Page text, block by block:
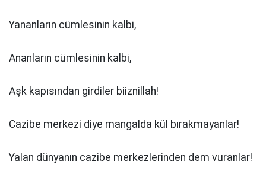
Yananların cümlesinin kalbi,
Ananların cümlesinin kalbi,
Aşk kapısından girdiler biiznillah!
Cazibe merkezi diye mangalda kül bırakmayanlar!
Yalan dünyanın cazibe merkezlerinden dem vuranlar!